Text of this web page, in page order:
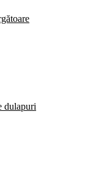
dulapuri